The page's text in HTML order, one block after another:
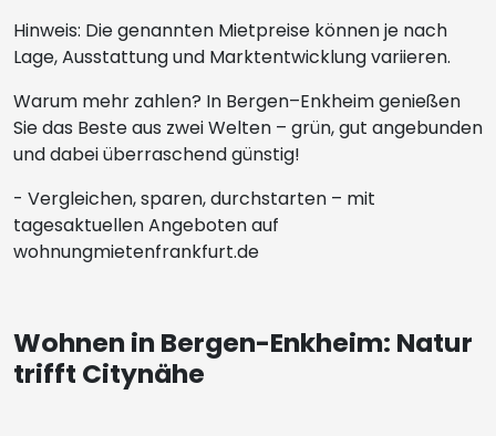
Hinweis: Die genannten Mietpreise können je nach
Lage, Ausstattung und Marktentwicklung variieren.
Warum mehr zahlen? In Bergen–Enkheim genießen
Sie das Beste aus zwei Welten – grün, gut angebunden
und dabei überraschend günstig!
- Vergleichen, sparen, durchstarten – mit
tagesaktuellen Angeboten auf
wohnungmietenfrankfurt.de
Wohnen in Bergen-Enkheim: Natur
trifft Citynähe